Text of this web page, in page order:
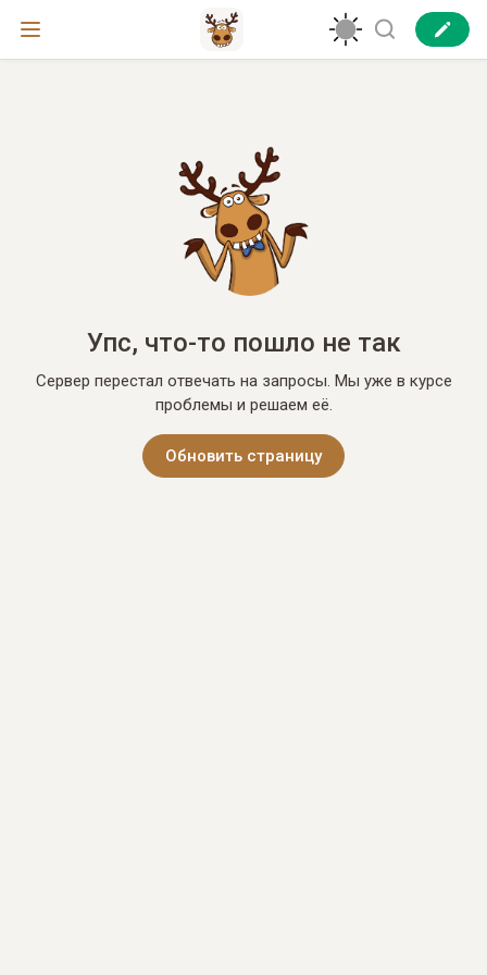
Упс, что-то пошло не так
Сервер перестал отвечать на запросы. Мы уже в курсе
проблемы и решаем её.
Обновить страницу